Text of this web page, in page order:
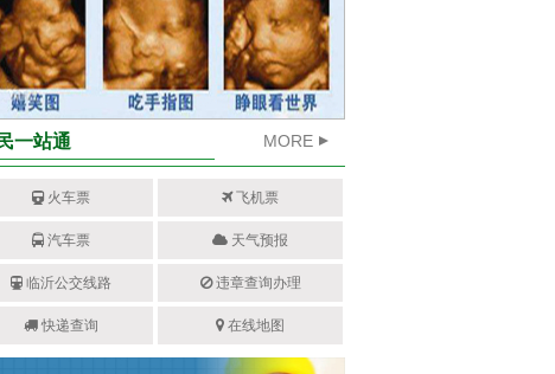
一站通 MORE
火车票 飞机票
汽车票 天气预报
临沂公交线路 违章查询办理
快递查询 在线地图